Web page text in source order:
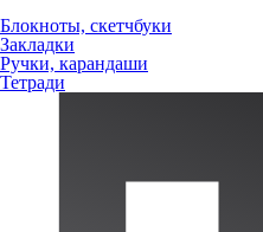
Блокноты, скетчбуки
Закладки
Ручки, карандаши
Тетради